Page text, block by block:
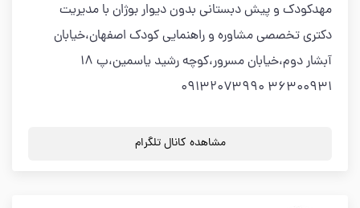
مهدکودک و پیش دبستانی بدون دیوار بوژان با مدیریت
دکتری تخصصی مشاوره و راهنمایی کودک اصفهان،خیابان
آبشار دوم،خیابان مسرور،کوچه رشید یاسمین،پ ۱۸
۳۶۳۰۰۹۳۱ ۰۹۱۳۲۰۷۳۹۹۰
مشاهده کانال تلگرام